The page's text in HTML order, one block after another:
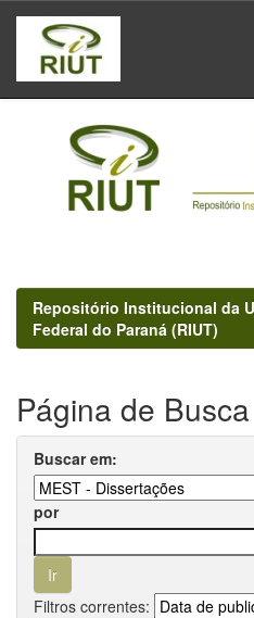
Skip
navigation
Repositório Institucional da
Federal do Paraná (RIUT)
Página de Busca
Buscar em:
por
Filtros correntes: